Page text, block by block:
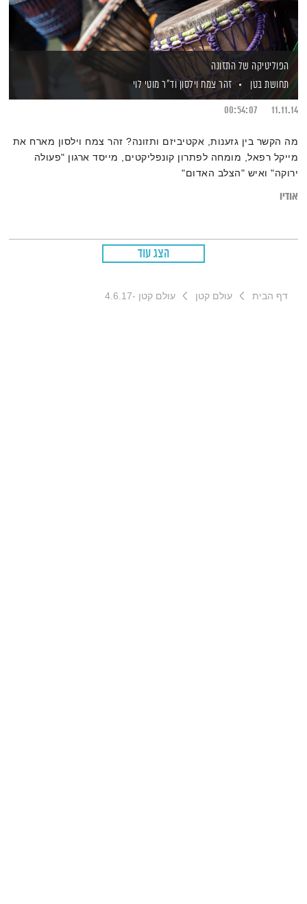
הפוליטיקה של התזונה
תחושת בטן
זהר צמח וילסוןוד"ר מוטי לוי
11.11.14
00:54:07
מה הקשר בין גזענות, אקטיביזם ותזונה? זהר צמח וילסון מארח את
מייקל רפאל, מומחה לפתרון קונפליקטים, מייסד ארגון "פעולה
ירוקה" ואיש "הצלב האדום"
אודיו
הצג עוד
דף הבית עולם קטן עולם קטן -4.6.17